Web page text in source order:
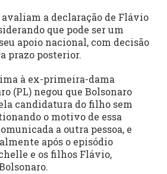
a declaração de Flávio
que pode ser um
apoio nacional, com decisão
prazo posterior.
à ex-primeira-dama
(PL) negou que Bolsonaro
candidatura do filho sem
o motivo de essa
a outra pessoa, e
após o episódio
e os filhos Flávio,